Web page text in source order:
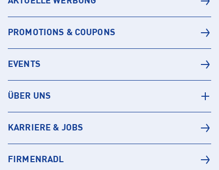
PROMOTIONS & COUPONS
EVENTS
ÜBER UNS
KARRIERE & JOBS
FIRMENRADL